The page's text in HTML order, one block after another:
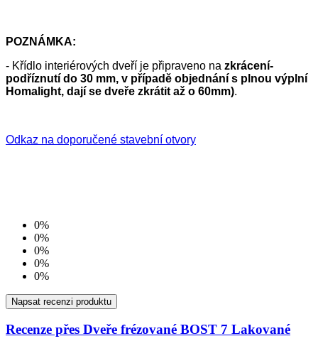
POZNÁMKA:
- Křídlo interiérových dveří je připraveno na zkrácení-
podříznutí do 30 mm, v případě objednání s plnou výplní
Homalight, dají se dveře zkrátit až o 60mm).
Odkaz na doporučené stavební otvory
0%
0%
0%
0%
0%
Napsat recenzi produktu
Recenze přes Dveře frézované BOST 7 Lakované